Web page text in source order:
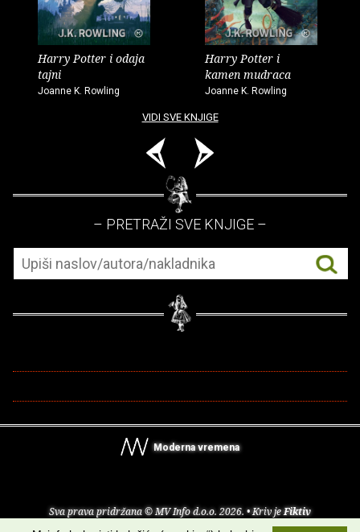
Harry Potter i odaja
tajni
Joanne K. Rowling
Harry Potter i
kamen mudraca
Joanne K. Rowling
VIDI SVE KNJIGE
– PRETRAŽI SVE KNJIGE –
Moderna vremena
Sva prava pridržana © MV Info d.o.o. 2026. • Kriv jeFiktiv